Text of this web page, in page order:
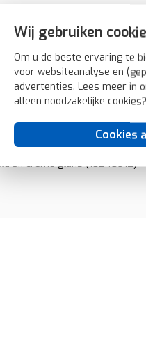
Wij gebruiken
Om u de beste ervaring te
voor websiteanalyse en
advertenties. Lees meer in
alleen noodzakelijke
Cookies
S.1 creme glans (10248912)